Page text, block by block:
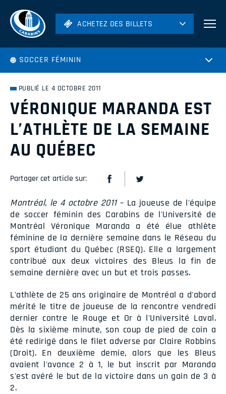
ACHETEZ DES BILLETS
Hockey
Volleyball
ACHETEZ DES BILLETS
SOCCER FÉMININ
PUBLIÉ LE 4 OCTOBRE 2011
VÉRONIQUE MARANDA EST
L’ATHLÈTE DE LA SEMAINE
AU QUÉBEC
Partager cet article sur:
Montréal, le 4 octobre 2011– La joueuse de l'équipe
de soccer féminin des Carabins de l'Université de
Montréal Véronique Maranda a été élue athlète
féminine de la dernière semaine dans le Réseau du
sport étudiant du Québec (RSEQ). Elle a largement
contribué aux deux victoires des Bleus la fin de
semaine dernière avec un but et trois passes.
L'athlète de 25 ans originaire de Montréal a d'abord
mérité le titre de joueuse de la rencontre vendredi
dernier contre le Rouge et Or à l'Université Laval.
Dès la sixième minute, son coup de pied de coin a
été redirigé dans le filet adverse par Claire Robbins
(Droit). En deuxième demie, alors que les Bleus
avaient l'avance 2 à 1, le but inscrit par Maranda
s'est avéré le but de la victoire dans un gain de 3 à
2.